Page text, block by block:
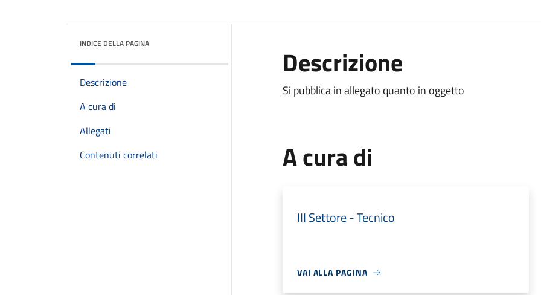
INDICE DELLA PAGINA
Descrizione
A cura di
Allegati
Contenuti correlati
Descrizione
Si pubblica in allegato quanto in oggetto
A cura di
III Settore - Tecnico
VAI ALLA PAGINA